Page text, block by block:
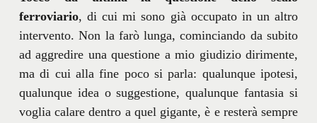
ferroviario, di cui mi sono già occupato in un altro
intervento. Non la farò lunga, cominciando da subito
ad aggredire una questione a mio giudizio dirimente,
ma di cui alla fine poco si parla: qualunque ipotesi,
qualunque idea o suggestione, qualunque fantasia si
voglia calare dentro a quel gigante, è e resterà sempre